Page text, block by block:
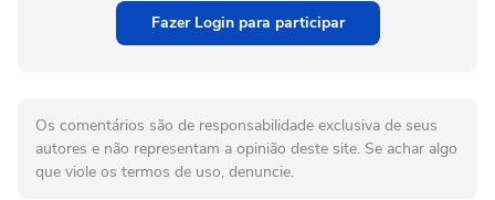
Fazer Login para participar
Os comentários são de responsabilidade exclusiva de seus
autores e não representam a opinião deste site. Se achar algo
que viole os termos de uso, denuncie.